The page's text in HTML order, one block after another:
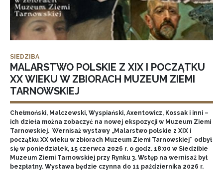
SIEDZIBA
MALARSTWO POLSKIE Z XIX I POCZĄTKU
XX WIEKU W ZBIORACH MUZEUM ZIEMI
TARNOWSKIEJ
Chełmoński, Malczewski, Wyspiański, Axentowicz, Kossak i inni –
ich dzieła można zobaczyć na nowej ekspozycji w Muzeum Ziemi
Tarnowskiej. Wernisaż wystawy „Malarstwo polskie z XIX i
początku XX wieku w zbiorach Muzeum Ziemi Tarnowskiej” odbył
się w poniedziałek, 15 czerwca 2026 r. o godz. 18:00 w Siedzibie
Muzeum Ziemi Tarnowskiej przy Rynku 3. Wstęp na wernisaż był
bezpłatny. Wystawa będzie czynna do 11 października 2026 r.